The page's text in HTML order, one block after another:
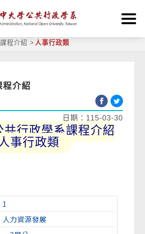
課程介紹 > 人事行政類
程介紹
日期：115-03-30
共行政學系課程介紹
人事行政類
1
人力資源發展